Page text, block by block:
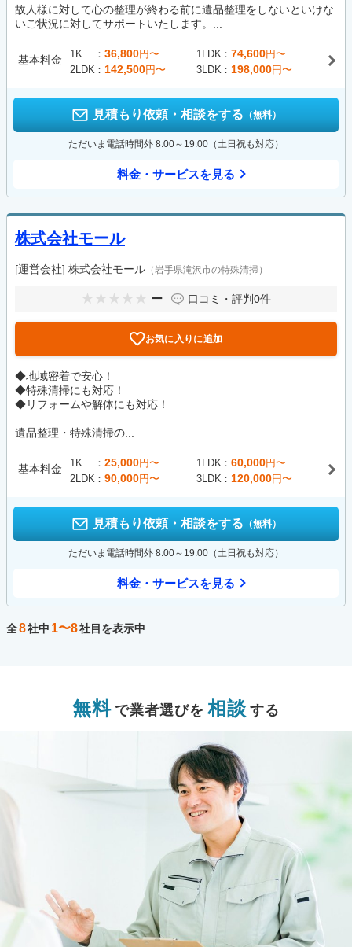
故人様に対して心の整理が終わる前に遺品整理をしないといけな
いご状況に対してサポートいたします。...
基本料金 1K 36,800円〜 1LDK 74,600円〜
2LDK
142,500円〜 3LDK 198,000円〜
見積もり依頼・相談をする （無料）
ただいま電話時間外 8:00～19:00（土日祝も対応）
料金・サービスを見る
株式会社モール
[運営会社] 株式会社モール （岩手県滝沢市の特殊清掃）
ー 口コミ・評判0件
お気に入りに追加
◆地域密着で安心！
◆特殊清掃にも対応！
◆リフォームや解体にも対応！
遺品整理・特殊清掃の...
基本料金 1K 25,000円〜 1LDK 60,000円〜
2LDK
90,000円〜 3LDK 120,000円〜
見積もり依頼・相談をする （無料）
ただいま電話時間外 8:00～19:00（土日祝も対応）
料金・サービスを見る
全8社中 1〜8社目を表示中
無料 で業者選びを 相談 する